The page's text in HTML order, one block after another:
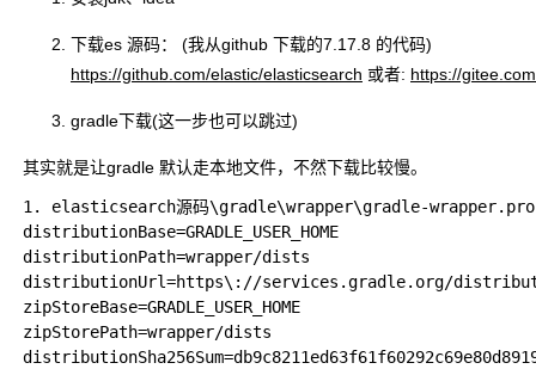
下载es 源码： (我从github 下载的7.17.8 的代码)
https://github.com/elastic/elasticsearch 或者: https://
gradle下载(这一步也可以跳过)
其实就是让gradle 默认走本地文件，不然下载比较慢。
1. elasticsearch源码\gradle\wrapper\gradle-
distributionBase=GRADLE_USER_HOME
distributionPath=wrapper/dists
distributionUrl=https\://services.gradle.org/
zipStoreBase=GRADLE_USER_HOME
zipStorePath=wrapper/dists